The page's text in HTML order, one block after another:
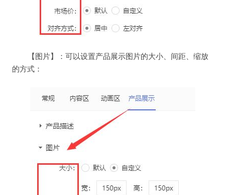
【图片】：可以设置产品展示图片的大小、间距、缩放
的方式：